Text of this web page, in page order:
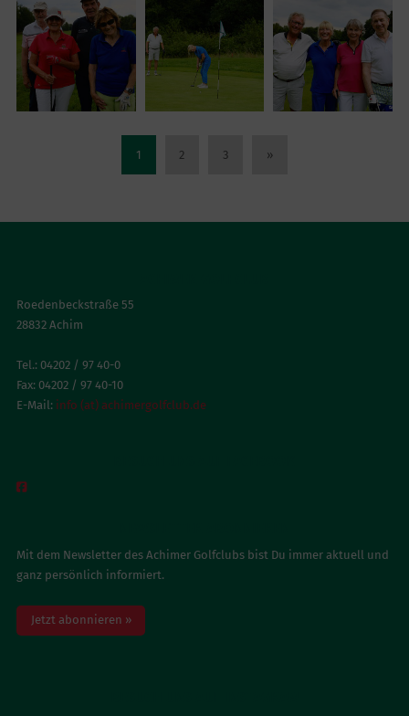
1 2 3 »
Roedenbeckstraße 55
28832 Achim
Tel.: 04202 / 97 40-0
Fax: 04202 / 97 40-10
E-Mail: info (at) achimergolfclub.de

Mit dem Newsletter des Achimer Golfclubs bist Du immer aktuell und
ganz persönlich informiert.
Jetzt abonnieren »